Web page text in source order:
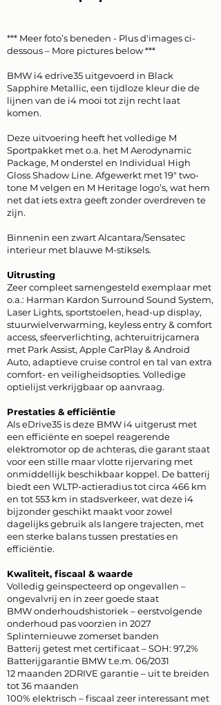
*** Meer foto’s beneden - Plus d'images ci-
dessous – More pictures below ***
BMW i4 edrive35 uitgevoerd in Black
Sapphire Metallic, een tijdloze kleur die de
lijnen van de i4 mooi tot zijn recht laat
komen.
Deze uitvoering heeft het volledige M
Sportpakket met o.a. het M Aerodynamic
Package, M onderstel en Individual High
Gloss Shadow Line. Afgewerkt met 19" two-
tone M velgen en M Heritage logo’s, wat hem
net dat iets extra geeft zonder overdreven te
zijn.
Binnenin een zwart Alcantara/Sensatec
interieur met blauwe M-stiksels.
Uitrusting
Zeer compleet samengesteld exemplaar met
o.a.: Harman Kardon Surround Sound System,
Laser Lights, sportstoelen, head-up display,
stuurwielverwarming, keyless entry & comfort
access, sfeerverlichting, achteruitrijcamera
met Park Assist, Apple CarPlay & Android
Auto, adaptieve cruise control en tal van extra
comfort- en veiligheidsopties. Volledige
optielijst verkrijgbaar op aanvraag.
Prestaties & efficiëntie
Als eDrive35 is deze BMW i4 uitgerust met
een efficiënte en soepel reagerende
elektromotor op de achteras, die garant staat
voor een stille maar vlotte rijervaring met
onmiddellijk beschikbaar koppel. De batterij
biedt een WLTP-actieradius tot circa 466 km
en tot 553 km in stadsverkeer, wat deze i4
bijzonder geschikt maakt voor zowel
dagelijks gebruik als langere trajecten, met
een sterke balans tussen prestaties en
efficiëntie.
Kwaliteit, fiscaal & waarde
Volledig geïnspecteerd op ongevallen –
ongevalvrij en in zeer goede staat
BMW onderhoudshistoriek – eerstvolgende
onderhoud pas voorzien in 2027
Splinternieuwe zomerset banden
Batterij getest met certificaat – SOH: 97,2%
Batterijgarantie BMW t.e.m. 06/2031
12 maanden 2DRIVE garantie – uit te breiden
tot 36 maanden
100% elektrisch – fiscaal zeer interessant met